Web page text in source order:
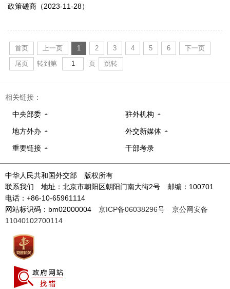
政策磋商（2023-11-28）
首页 上一页 1 2 3 4 5 6
下一页
尾页
转到第 页 跳转
相关链接：
中央部委 驻外机构
地方外办 外交新媒体
重要链接 干部考录
中华人民共和国外交部 版权所有
联系我们 地址：北京市朝阳区朝阳门南大街2号 邮编：100701
电话：+86-10-65961114
网站标识码：bm02000004 京ICP备06038296号
京公网安备
11040102700114